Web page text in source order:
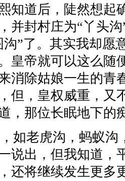
知道后，陡然想起
并封村庄为“丫头
沟”了。其实我却愿
皇帝就可以这么随
消除姑娘一生的青
但，皇权威重，又
，那位长眠地下的
如老虎沟，蚂蚁沟
说出，但我知道，
还将继续发生更多